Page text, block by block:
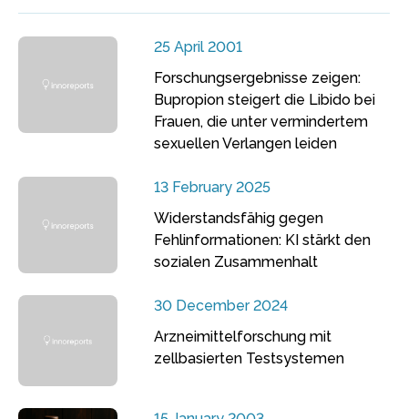
25 April 2001
Forschungsergebnisse zeigen:
Bupropion steigert die Libido bei
Frauen, die unter vermindertem
sexuellen Verlangen leiden
13 February 2025
Widerstandsfähig gegen
Fehlinformationen: KI stärkt den
sozialen Zusammenhalt
30 December 2024
Arzneimittelforschung mit
zellbasierten Testsystemen